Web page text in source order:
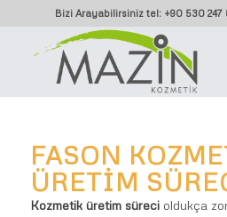
Bizi Arayabilirsiniz tel: +90 530 247
FASON
ÜRETIM
Kozmetik üretim sürecioldukça